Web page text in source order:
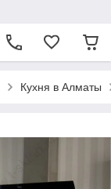
Кухня в Алматы